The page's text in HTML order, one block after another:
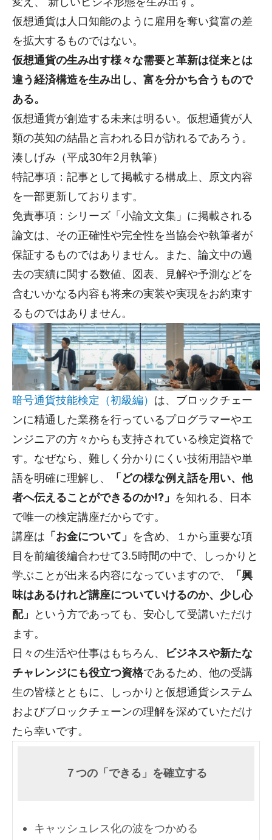
仮想通貨は人口知能のように雇用を奪い貧富の差
を拡大するものではない。
仮想通貨の生み出す様々な需要と革新は従来とは
違う経済構造を生み出し、富を分かち合うもので
ある。
仮想通貨が創造する未来は明るい。仮想通貨が人
類の英知の結晶と言われる日が訪れるであろう。
湊しげみ（平成30年2月執筆）
特記事項：記事として掲載する構成上、原文内容
を一部更新しております。
免責事項：シリーズ「小論文文集」に掲載される
論文は、その正確性や完全性を当協会や執筆者が
保証するものではありません。また、論文中の過
去の実績に関する数値、図表、見解や予測などを
含むいかなる内容も将来の実装や実現をお約束す
るものではありません。
暗号通貨技能検定（初級編） は、ブロックチェー
ンに精通した業務を行っているプログラマーやエ
ンジニアの方々からも支持されている検定資格で
す。なぜなら、難しく分かりにくい技術用語や単
語を明確に理解し、
「どの様な例え話を用い、他
者へ伝えることができるのか!?」 を知れる、日本
で唯一の検定講座だからです。
講座は 「お金について」 を含め、１から重要な項
目を前編後編合わせて3.5時間の中で、しっかりと
学ぶことが出来る内容になっていますので、
「興
味はあるけれど講座についていけるのか、少し心
配」
という方であっても、安心して受講いただけ
ます。
日々の生活や仕事はもちろん、
ビジネスや新たな
チャレンジにも役立つ資格であるため、他の受講
生の皆様とともに、しっかりと仮想通貨システム
およびブロックチェーンの理解を深めていただけ
たら幸いです。
７つの「できる」を確立する
キャッシュレス化の波をつかめる